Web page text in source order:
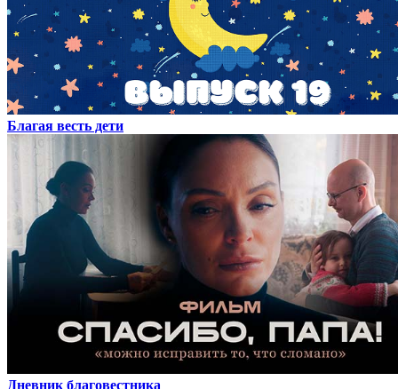
Благая весть дети
Дневник благовестника